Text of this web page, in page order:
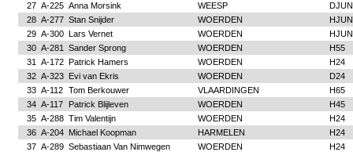
27 A-225 Anna Morsink WEESP
DJUN
28 A-277 Stan Snijder WOERDEN
HJUN
29 A-300 Lars Vernet WOERDEN
HJUN
30 A-281 Sander Sprong WOERDEN
H55
31
A-172 Patrick Hamers WOERDEN
H24
32 A-323 Evi van Ekris WOERDEN
D24
33 A-112 Tom Berkouwer VLAARDINGEN
H65
34 A-117 Patrick Blijleven WOERDEN
H45
35 A-288 Tim Valentijn WOERDEN
H24
36 A-204 Michael Koopman HARMELEN
H24
37 A-289 Sebastiaan Van Nimwegen WOERDEN
H24